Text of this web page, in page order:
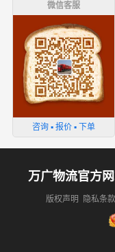
微信客服
咨询 ▪ 报价 ▪ 下单
万广物流官方
版权声明 隐私条款